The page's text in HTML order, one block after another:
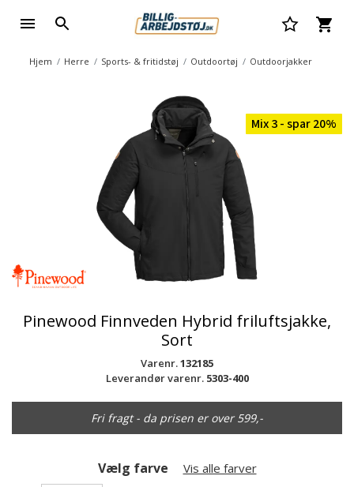
Hjem Herre Sports- & fritidstøj Outdoortøj Outdoorjakker
Mix 3 - spar 20%
Pinewood Finnveden Hybrid friluftsjakke,
Sort
Varenr.132185
Leverandør varenr. 5303-400
Fri fragt - da prisen er over 599,-
Vælg farve Vis alle farver